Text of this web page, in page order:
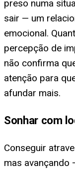
preso numa
sair — um
emocional.
percepção de
não confirma
atenção para
afundar mais.
Sonhar com
Conseguir
mas avançando